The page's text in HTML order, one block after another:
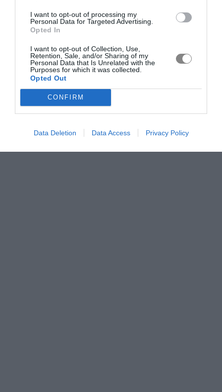
I want to opt-out of processing my
Personal Data for Targeted Advertising.
Opted In
I want to opt-out of Collection, Use,
Retention, Sale, and/or Sharing of my
Personal Data that Is Unrelated with the
Purposes for which it was collected.
Opted Out
CONFIRM
Data Deletion Data Access Privacy Policy